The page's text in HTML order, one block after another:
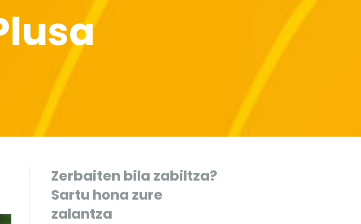
Zerbaiten bila zabiltza?
Sartu hona zure
zalantza